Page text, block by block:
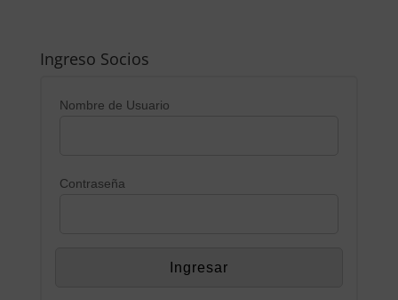
Ingreso Socios
Nombre de Usuario
Contraseña